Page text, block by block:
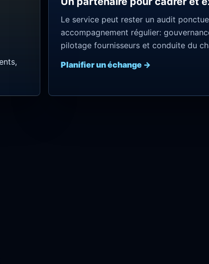
Le service peut rester un audit
accompagnement régulier:
pilotage fournisseurs et conduite du
Planifier un échange →